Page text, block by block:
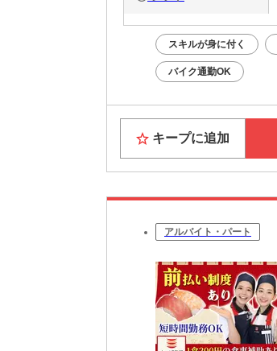
スキルが身に付く
バイク通勤OK
キープに追加
アルバイト・パート